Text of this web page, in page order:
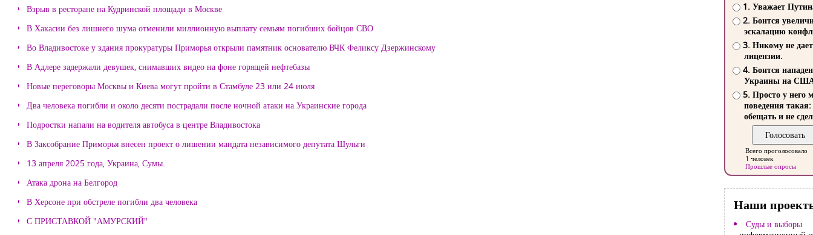
Взрыв в ресторане на Кудринской площади в Москве
В Хакасии без лишнего шума отменили миллионную выплату семьям погибших бойцов СВО
Во Владивостоке у здания прокуратуры Приморья открыли памятник основателю ВЧК Феликсу Дзержинскому
В Адлере задержали девушек, снимавших видео на фоне горящей нефтебазы
Новые переговоры Москвы и Киева могут пройти в Стамбуле 23 или 24 июля
Два человека погибли и около десяти пострадали после ночной атаки на Украинские города
Подростки напали на водителя автобуса в центре Владивостока
В Заксобрание Приморья внесен проект о лишении мандата независимого депутата Шульги
13 апреля 2025 года, Украина, Сумы.
Атака дрона на Белгород
В Херсоне при обстреле погибли два человека
С ПРИСТАВКОЙ "АМУРСКИЙ"
1. Уважает
2. Боится
эскалацию
3. Никому не
лицензии.
4. Боится
Украины на
5. Просто у него
поведения такая:
обещать и не
Всего проголосовало
1 человек
Прошлые опросы
Наши
Суды и выборы